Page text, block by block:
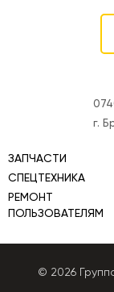
ЗАПЧАСТИ
СПЕЦТЕХНИКА
Мини-погрузчики
РЕМОНТ
ПОЛЬЗОВАТЕЛЯМ
Политика Cookies
Политика
г.
© 2026